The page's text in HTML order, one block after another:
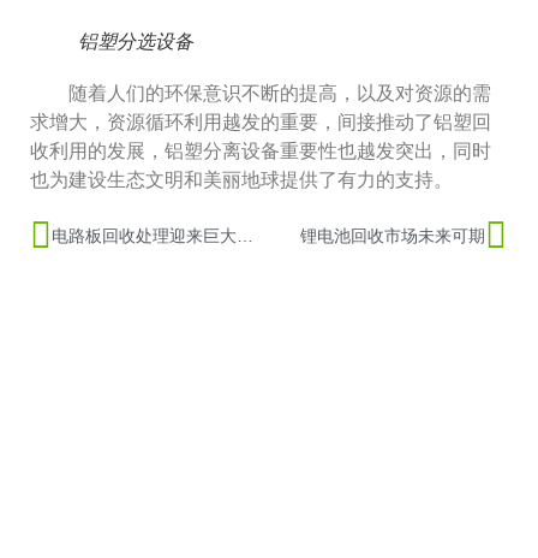
铝塑分选设备
随着人们的环保意识不断的提高，以及对资源的需
求增大，资源循环利用越发的重要，间接推动了铝塑回
收利用的发展，铝塑分离设备重要性也越发突出，同时
也为建设生态文明和美丽地球提供了有力的支持。
锂电池回收市场未来可期